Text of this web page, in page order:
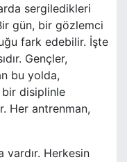
sergiledikleri
gün, bir gözlemci
fark edebilir. İşte
Gençler,
bu yolda,
bir disiplinle
Her antrenman,
vardır. Herkesin